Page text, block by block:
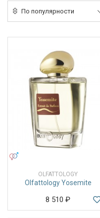
По популярности
OLFATTOLOGY
Olfattology Yosemite
8 510 ₽